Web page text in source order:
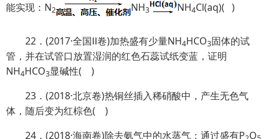
能实现：N2 NH3 NH4Cl(aq)( )
22．(2017·全国Ⅱ卷)加热盛有少量NH4HCO3固体的试
管，并在试管口放置湿润的红色石蕊试纸变蓝，证明
NH4HCO3显碱性( )
23．(2018·北京卷)热铜丝插入稀硝酸中，产生无色气
体，随后变为红棕色( )
24．(2018·海南卷)除去氨气中的水蒸气：通过盛有P O